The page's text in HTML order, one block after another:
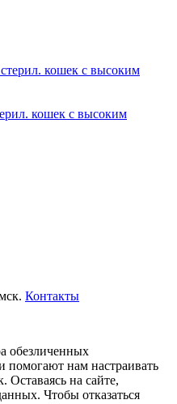
кошек с высоким
Контакты
обезличенных
помогают нам настраивать
Оставаясь на сайте,
Чтобы отказаться